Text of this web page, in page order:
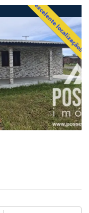
excelente localização!!